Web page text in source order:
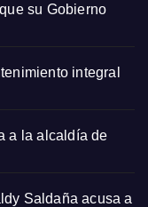
su Gobierno
integral
a la alcaldía de
Saldaña acusa a